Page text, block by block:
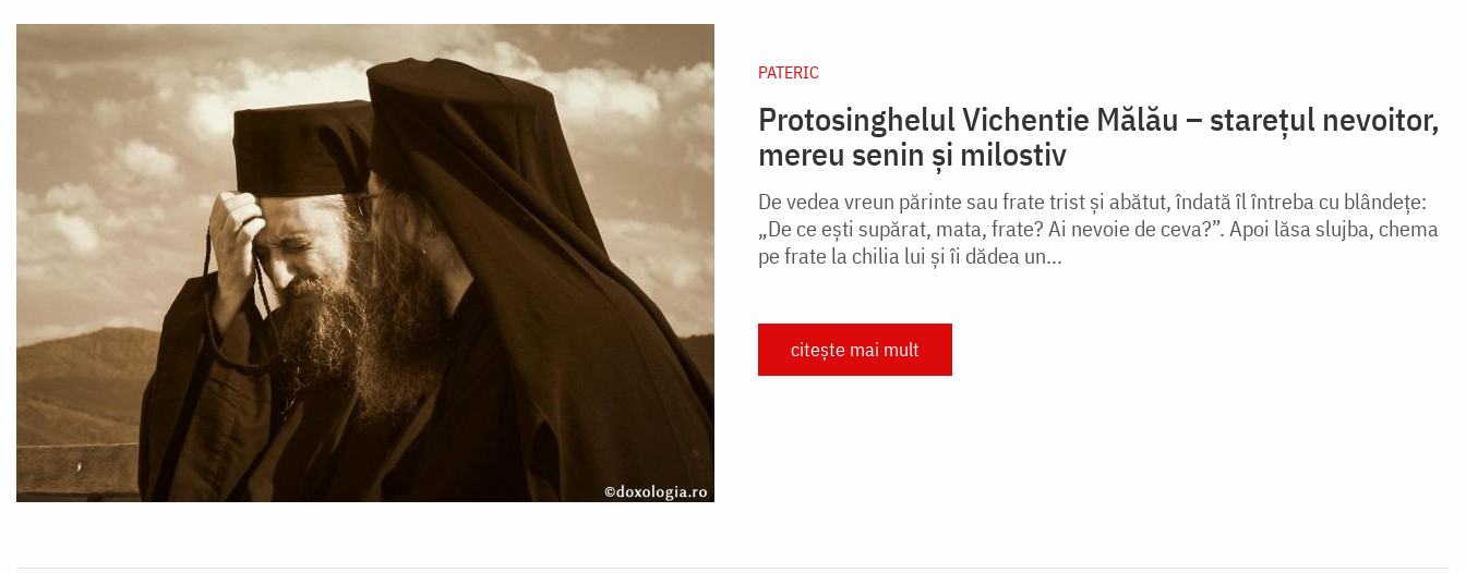
PATERIC
Protosinghelul Vichentie Mălău – stareţul nevoitor,
mereu senin și milostiv
De vedea vreun părinte sau frate trist şi abătut, îndată îl întreba cu blândeţe:
„De ce eşti supărat, mata, frate? Ai nevoie de ceva?”. Apoi lăsa slujba, chema
pe frate la chilia lui şi îi dădea un...
citește mai mult